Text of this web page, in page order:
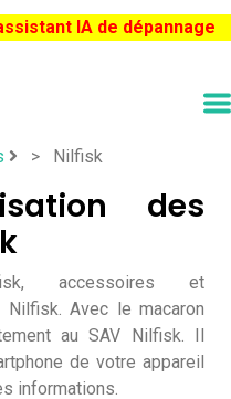
IA de dépannage
> Nilfisk
des
accessoires et
Avec le macaron
au SAV Nilfisk. Il
de votre appareil
informations.